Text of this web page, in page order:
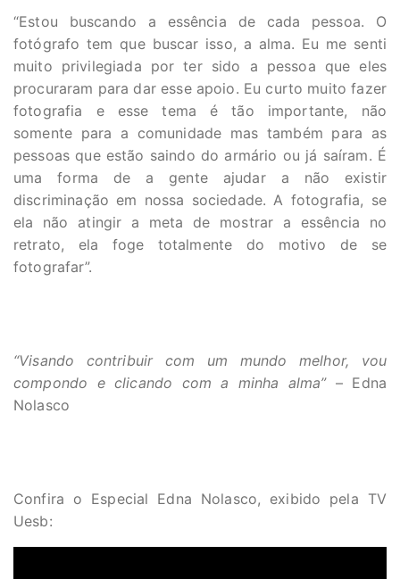
“Estou buscando a essência de cada pessoa. O
fotógrafo tem que buscar isso, a alma. Eu me senti
muito privilegiada por ter sido a pessoa que eles
procuraram para dar esse apoio. Eu curto muito fazer
fotografia e esse tema é tão importante, não
somente para a comunidade mas também para as
pessoas que estão saindo do armário ou já saíram. É
uma forma de a gente ajudar a não existir
discriminação em nossa sociedade. A fotografia, se
ela não atingir a meta de mostrar a essência no
retrato, ela foge totalmente do motivo de se
fotografar”.
“Visando contribuir com um mundo melhor, vou
compondo e clicando com a minha alma”– Edna
Nolasco
Confira o Especial Edna Nolasco, exibido pela TV
Uesb: